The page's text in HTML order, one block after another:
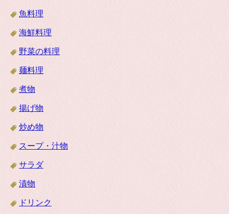
魚料理
海鮮料理
野菜の料理
麺料理
煮物
揚げ物
炒め物
スープ・汁物
サラダ
漬物
ドリンク